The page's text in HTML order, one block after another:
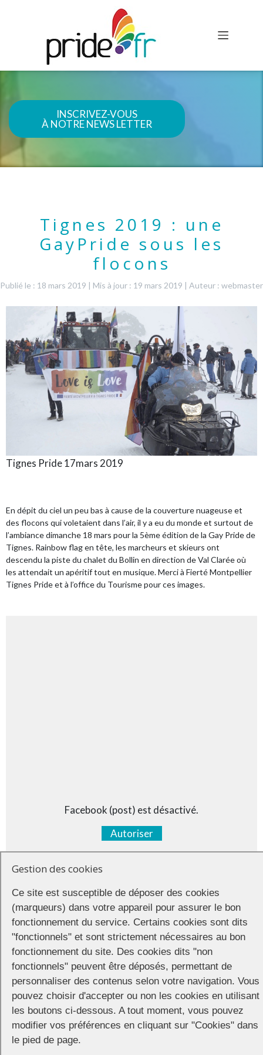
INSCRIVEZ-VOUS
À NOTRE NEWS LETTER
Tignes 2019 : une
GayPride sous les
flocons
Publié le : 18 mars 2019 | Mis à jour : 19 mars 2019 | Auteur : webmaster
Tignes Pride 17mars 2019
En dépit du ciel un peu bas à cause de la couverture nuageuse et
des flocons qui voletaient dans l’air, il y a eu du monde et surtout de
l’ambiance dimanche 18 mars pour la 5ème édition de la Gay Pride de
Tignes. Rainbow flag en tête, les marcheurs et skieurs ont
descendu la piste du chalet du Bollin en direction de Val Clarée où
les attendait un apéritif tout en musique. Merci à Fierté Montpellier
Tignes Pride et à l’office du Tourisme pour ces images.
Facebook (post) est désactivé.
Autoriser
Partager
Gestion des cookies
Ce site est susceptible de déposer des cookies
(marqueurs) dans votre appareil pour assurer le bon
fonctionnement du service. Certains cookies sont dits
"fonctionnels" et sont strictement nécessaires au bon
fonctionnement du site. Des cookies dits "non
fonctionnels" peuvent être déposés, permettant de
personnaliser des contenus selon votre navigation. Vous
pouvez choisir d'accepter ou non les cookies en utilisant
les boutons ci-dessous. A tout moment, vous pouvez
modifier vos préférences en cliquant sur "Cookies" dans
le pied de page.